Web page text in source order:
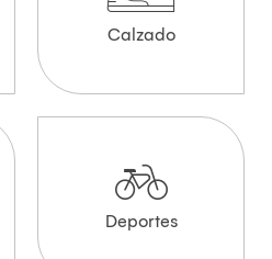
Calzado
Deportes